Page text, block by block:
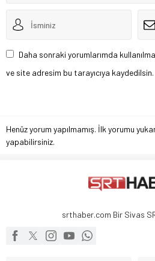
Daha sonraki yorumlarımda
ve site adresim bu tarayıcıya kaydedilsin.
Henüz yorum yapılmamış. İlk yorumu
yapabilirsiniz.
srthaber.com Bir Sivas